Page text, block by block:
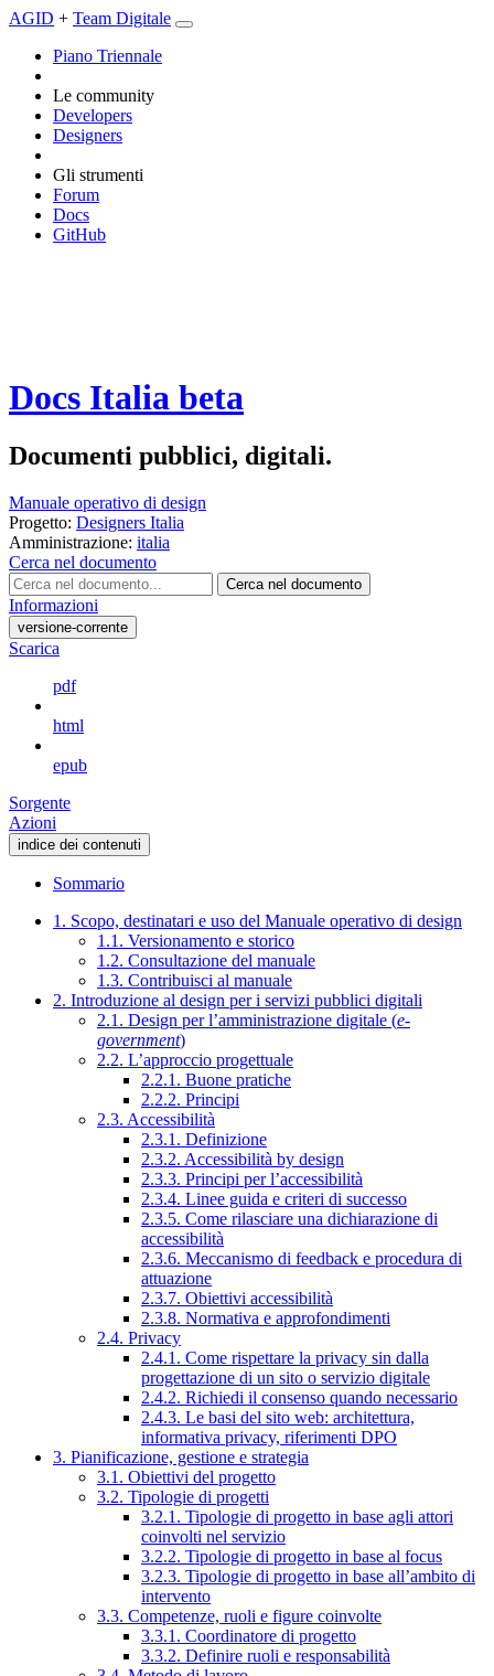
AGID + Team Digitale
Piano Triennale
Le community
Developers
Designers
Gli strumenti
Forum
Docs
GitHub
Docs Italia beta
Documenti pubblici, digitali.
Manuale operativo di design
Progetto: Designers Italia
Amministrazione: italia
Cerca nel documento
Cerca nel documento
Informazioni
versione-corrente
Scarica
pdf
html
epub
Sorgente
Azioni
indice dei contenuti
Sommario
1. Scopo, destinatari e uso del Manuale operativo di design
1.1. Versionamento e storico
1.2. Consultazione del manuale
1.3. Contribuisci al manuale
2. Introduzione al design per i servizi pubblici digitali
2.1. Design per l’amministrazione digitale (e-
government)
2.2. L’approccio progettuale
2.2.1. Buone pratiche
2.2.2. Principi
2.3. Accessibilità
2.3.1. Definizione
2.3.2. Accessibilità by design
2.3.3. Principi per l’accessibilità
2.3.4. Linee guida e criteri di successo
2.3.5. Come rilasciare una dichiarazione di
accessibilità
2.3.6. Meccanismo di feedback e procedura di
attuazione
2.3.7. Obiettivi accessibilità
2.3.8. Normativa e approfondimenti
2.4. Privacy
2.4.1. Come rispettare la privacy sin dalla
progettazione di un sito o servizio digitale
2.4.2. Richiedi il consenso quando necessario
2.4.3. Le basi del sito web: architettura,
informativa privacy, riferimenti DPO
3. Pianificazione, gestione e strategia
3.1. Obiettivi del progetto
3.2. Tipologie di progetti
3.2.1. Tipologie di progetto in base agli attori
coinvolti nel servizio
3.2.2. Tipologie di progetto in base al focus
3.2.3. Tipologie di progetto in base all’ambito di
intervento
3.3. Competenze, ruoli e figure coinvolte
3.3.1. Coordinatore di progetto
3.3.2. Definire ruoli e responsabilità